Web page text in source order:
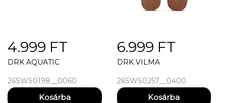
4.999 FT
DRK AQUATIC
26SWS0198__0060
6.999 FT
DRK VILMA
26SWS0257__0400